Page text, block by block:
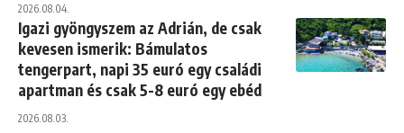
2026.08.04.
Igazi gyöngyszem az Adrián, de csak
kevesen ismerik: Bámulatos
tengerpart, napi 35 euró egy családi
apartman és csak 5-8 euró egy ebéd
2026.08.03.